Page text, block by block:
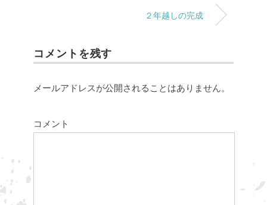
２年越しの完成
コメントを残す
メールアドレスが公開されることはありません。
コメント